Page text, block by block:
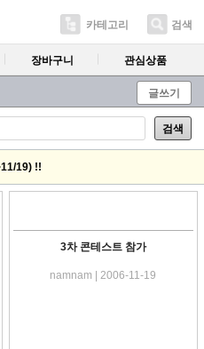
카테고리 검색
장바구니 관심상품
글쓰기
검색
19) !!
3차 콘테스트 참가
namnam | 2006-11-19